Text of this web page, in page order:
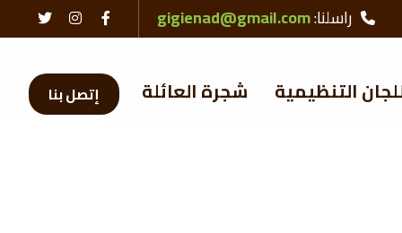
راسلنا:gigienad@gmail.com
إتصل بنا التنظيمية شجرة العائلة